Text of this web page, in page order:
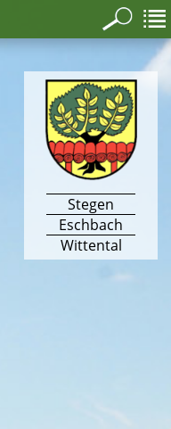
Stegen
Eschbach
Wittental